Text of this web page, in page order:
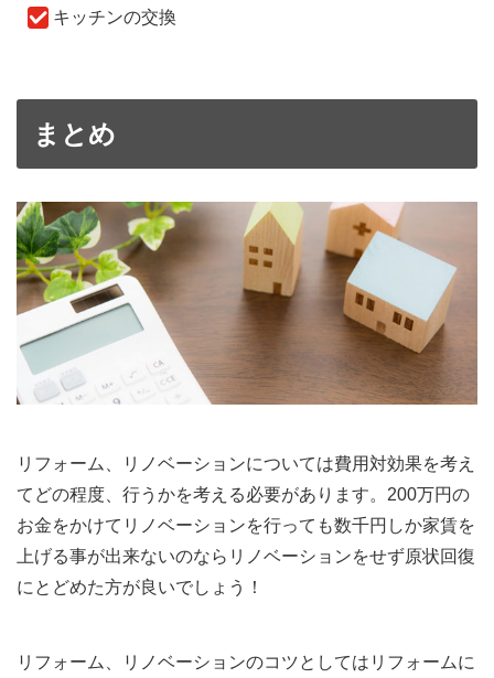
キッチンの交換
まとめ
リフォーム、リノベーションについては費用対効果を考え
てどの程度、行うかを考える必要があります。200万円の
お金をかけてリノベーションを行っても数千円しか家賃を
上げる事が出来ないのならリノベーションをせず原状回復
にとどめた方が良いでしょう！
リフォーム、リノベーションのコツとしてはリフォームに